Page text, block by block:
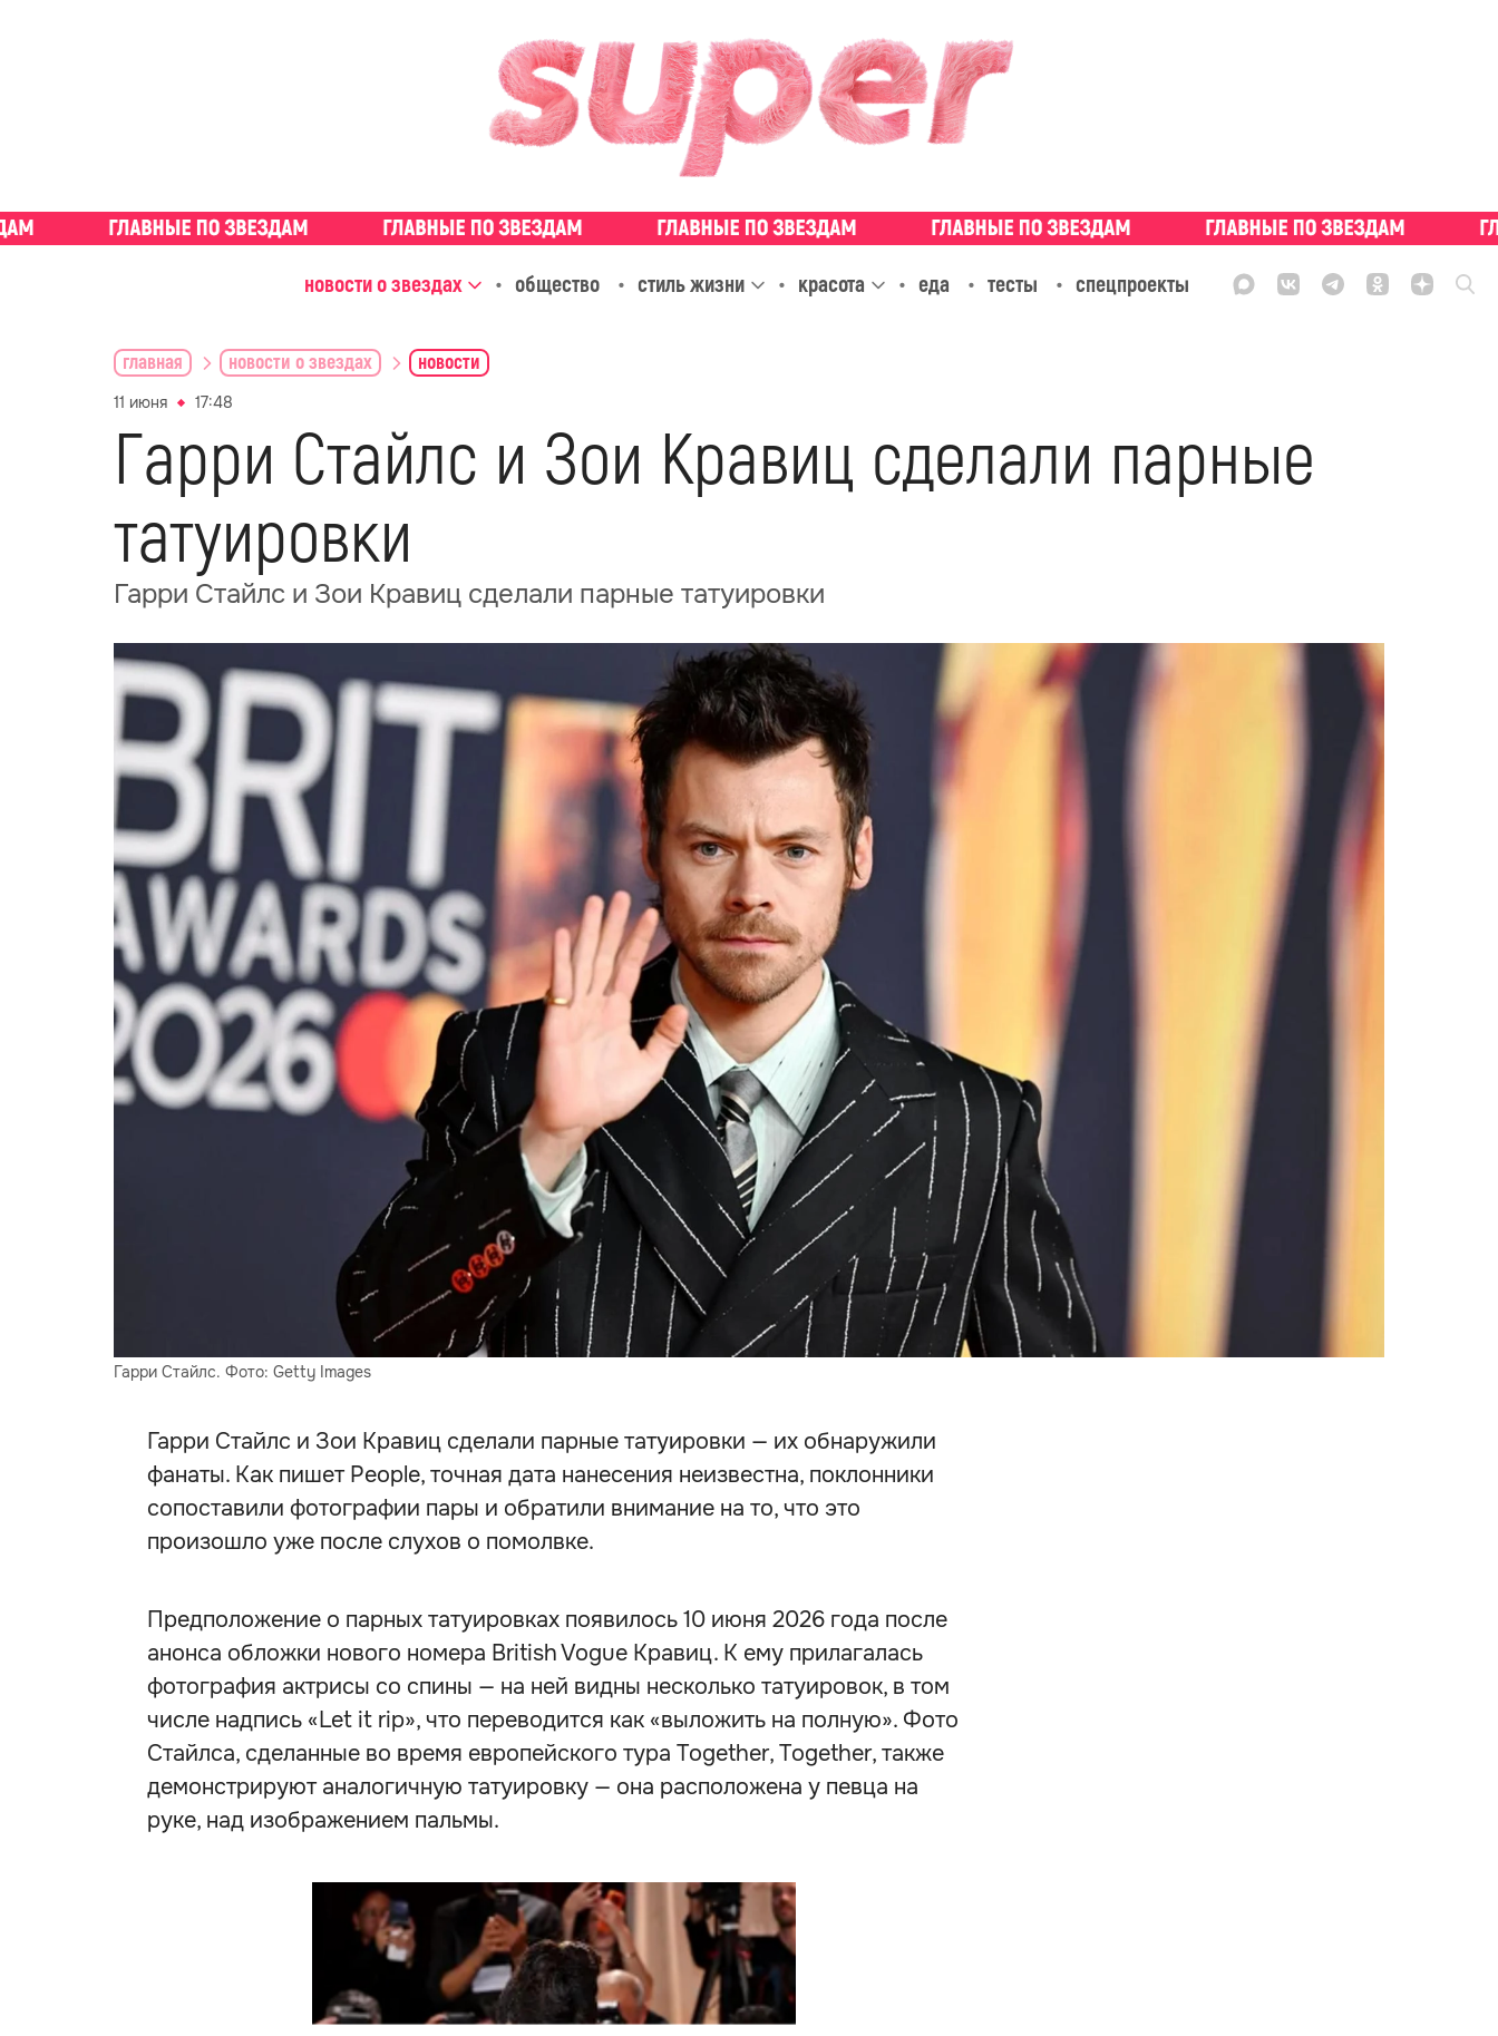
новости о звездах общество стиль жизни красота еда тесты спецпроекты
главная новости о звездах новости
11 июня 17:48
Гарри Стайлс и Зои Кравиц сделали парные
татуировки
Гарри Стайлс и Зои Кравиц сделали парные татуировки
Гарри Стайлс. Фото: Getty Images
Гарри Стайлс и Зои Кравиц сделали парные татуировки — их обнаружили
фанаты. Как пишет People, точная дата нанесения неизвестна, поклонники
сопоставили фотографии пары и обратили внимание на то, что это
произошло уже после слухов о помолвке.
Предположение о парных татуировках появилось 10 июня 2026 года после
анонса обложки нового номера British Vogue Кравиц. К ему прилагалась
фотография актрисы со спины — на ней видны несколько татуировок, в том
числе надпись «Let it rip», что переводится как «выложить на полную». Фото
Стайлса, сделанные во время европейского тура Together, Together, также
демонстрируют аналогичную татуировку — она расположена у певца на
руке, над изображением пальмы.